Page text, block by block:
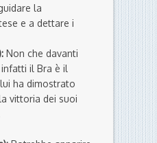
la
e a dettare i
Non che davanti
il Bra è il
ha dimostrato
vittoria dei suoi